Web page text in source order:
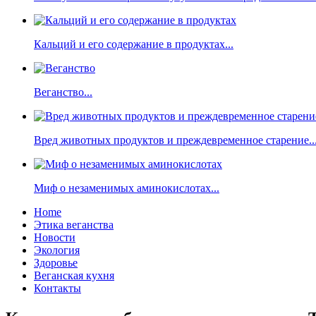
Кальций и его содержание в продуктах...
Веганство...
Вред животных продуктов и преждевременное
Миф о незаменимых аминокислотах...
Home
Этика веганства
Новости
Экология
Здоровье
Веганская кухня
Контакты